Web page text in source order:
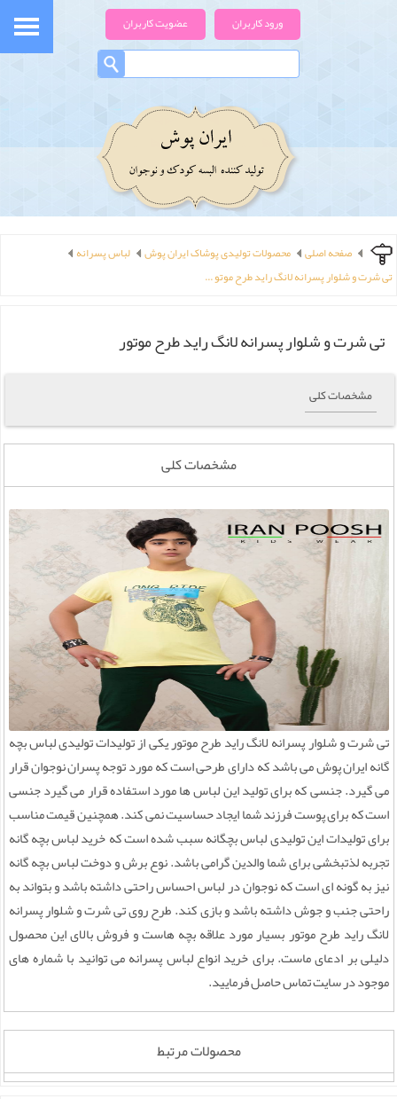
ورود کاربران عضویت کاربران
صفحه اصلی محصولات تولیدی پوشاک ایران پوش
لباس پسرانه
تی شرت و شلوار پسرانه لانگ راید طرح موتو ...
تی شرت و شلوار پسرانه لانگ راید طرح موتور
مشخصات کلی
مشخصات کلی
تی شرت و شلوار پسرانه لانگ راید طرح موتور یکی از تولیدات تولیدی لباس بچه
گانه ایران پوش می باشد که دارای طرحی است که مورد توجه پسران نوجوان قرار
می گیرد. جنسی که برای تولید این لباس ها مورد استفاده قرار می گیرد جنسی
است که برای پوست فرزند شما ایجاد حساسیت نمی کند. همچنین قیمت مناسب
برای تولیدات این تولیدی لباس بچگانه سبب شده است که خرید لباس بچه گانه
تجربه لذتبخشی برای شما والدین گرامی باشد. نوع برش و دوخت لباس بچه گانه
نیز به گونه ای است که نوجوان در لباس احساس راحتی داشته باشد و بتواند به
راحتی جنب و جوش داشته باشد و بازی کند. طرح روی تی شرت و شلوار پسرانه
لانگ راید طرح موتور بسیار مورد علاقه بچه هاست و فروش بالای این محصول
دلیلی بر ادعای ماست. برای خرید انواع لباس پسرانه می توانید با شماره های
موجود در سایت تماس حاصل فرمایید.
محصولات مرتبط